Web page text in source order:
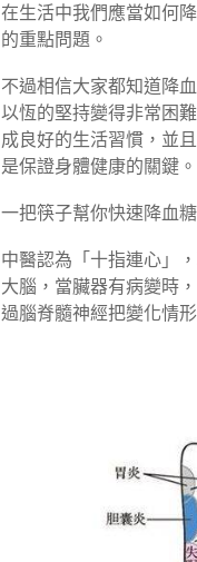
在生活中我們應當如何
的重點問題。
不過相信大家都知道降
以恆的堅持變得非常困
成良好的生活習慣，並
是保證身體健康的關鍵。
一把筷子幫你快速降血
中醫認為「十指連心」
大腦，當臟器有病變時
過腦脊髓神經把變化情